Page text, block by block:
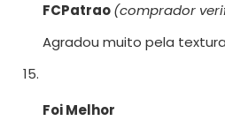
FCPatrao(comprador
Agradou muito pela
Foi Melhor